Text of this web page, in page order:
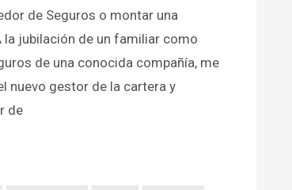
de Seguros o montar una
la jubilación de un familiar como
de una conocida compañía, me
nuevo gestor de la cartera y
de